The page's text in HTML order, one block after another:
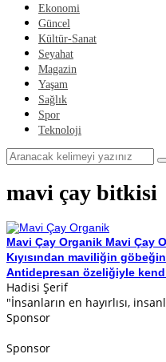
Ekonomi
Güncel
Kültür-Sanat
Seyahat
Magazin
Yaşam
Sağlık
Spor
Teknoloji
mavi çay bitkisi
Mavi Çay Organik Mavi Çay
Kıyısından maviliğin
Antidepresan özeliğiyle
Hadisi Şerif
"İnsanların en hayırlısı,
Sponsor
Sponsor